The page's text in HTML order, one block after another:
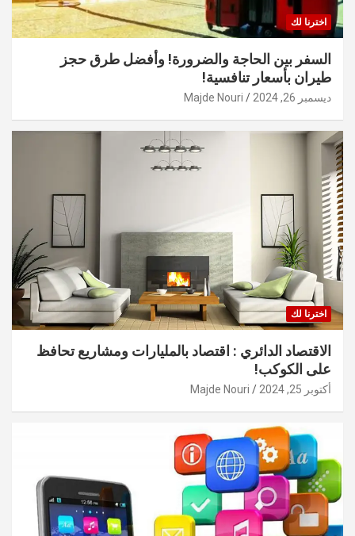
اخترنا لك
السفر بين الحاجة والضرورة! وأفضل طرق حجز
طيران بأسعار تنافسية!
ديسمبر 26, 2024 Majde Nouri
اخترنا لك
الاقتصاد الدائري : اقتصاد بالمليارات ومشاريع تحافظ
على الكوكب!
أكتوبر 25, 2024 Majde Nouri